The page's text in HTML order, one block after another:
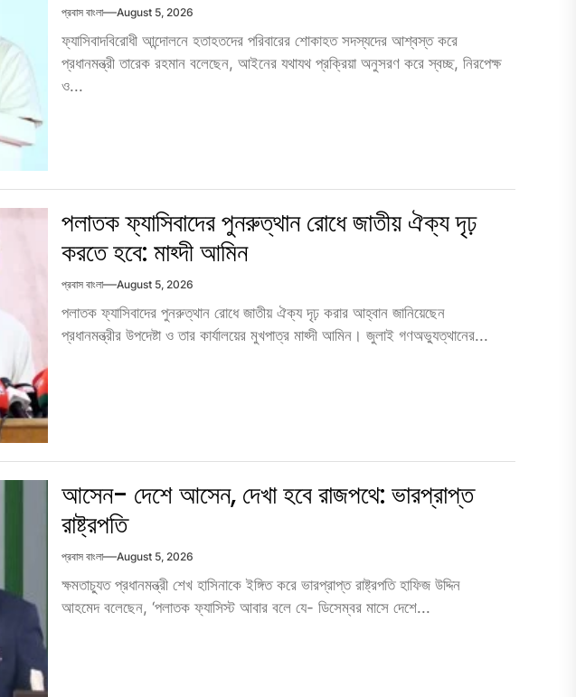
প্রবাস বাংলা August 5, 2026
ফ্যাসিবাদবিরোধী আন্দোলনে হতাহতদের পরিবারের শোকাহত সদস্যদের আশ্বস্ত করে
প্রধানমন্ত্রী তারেক রহমান বলেছেন, আইনের যথাযথ প্রক্রিয়া অনুসরণ করে স্বচ্ছ, নিরপেক্ষ
ও...
পলাতক ফ্যাসিবাদের পুনরুত্থান রোধে জাতীয় ঐক্য দৃঢ়
করতে হবে: মাহ্দী আমিন
প্রবাস বাংলা August 5, 2026
পলাতক ফ্যাসিবাদের পুনরুত্থান রোধে জাতীয় ঐক্য দৃঢ় করার আহ্বান জানিয়েছেন
প্রধানমন্ত্রীর উপদেষ্টা ও তার কার্যালয়ের মুখপাত্র মাহ্দী আমিন। জুলাই গণঅভ্যুত্থানের...
আসেন- দেশে আসেন, দেখা হবে রাজপথে: ভারপ্রাপ্ত
রাষ্ট্রপতি
প্রবাস বাংলা August 5, 2026
ক্ষমতাচ্যুত প্রধানমন্ত্রী শেখ হাসিনাকে ইঙ্গিত করে ভারপ্রাপ্ত রাষ্ট্রপতি হাফিজ উদ্দিন
আহমেদ বলেছেন, ‘পলাতক ফ্যাসিস্ট আবার বলে যে- ডিসেম্বর মাসে দেশে...